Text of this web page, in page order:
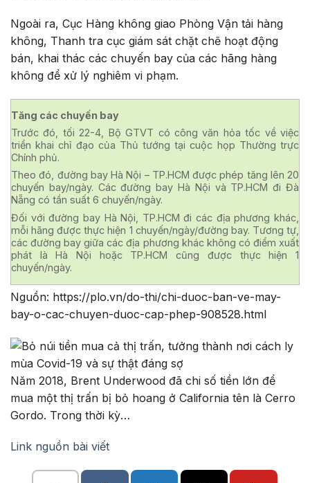
Ngoài ra, Cục Hàng không giao Phòng Vận tải hàng
không, Thanh tra cục giám sát chặt chẽ hoạt động
bán, khai thác các chuyến bay của các hãng hàng
không để xử lý nghiêm vi phạm.
Tăng các chuyến bay
Trước đó, tối 22-4, Bộ GTVT có công văn hỏa tốc về việc
triển khai chỉ đạo của Thủ tướng tại cuộc họp Thường trực
Chính phủ.
Theo đó, đường bay Hà Nội – TP.HCM được phép tăng lên 20
chuyến bay/ngày. Các đường bay Hà Nội và TP.HCM đi Đà
Nẵng có tần suất 6 chuyến/ngày.
Đối với đường bay Hà Nội, TP.HCM đi các địa phương khác,
mỗi hãng được thực hiện 1 chuyến/ngày/đường bay. Tương tự,
các đường bay giữa các địa phương khác không có điểm xuất
phát là Hà Nội hoặc TP.HCM cũng được thực hiện 1
chuyến/ngày.
Nguồn: https://plo.vn/do-thi/chi-duoc-ban-ve-may-
bay-o-cac-chuyen-duoc-cap-phep-908528.html
Năm 2018, Brent Underwood đã chi số tiền lớn để
mua một thị trấn bị bỏ hoang ở California tên là Cerro
Gordo. Trong thời kỳ…
Link nguồn bài viết